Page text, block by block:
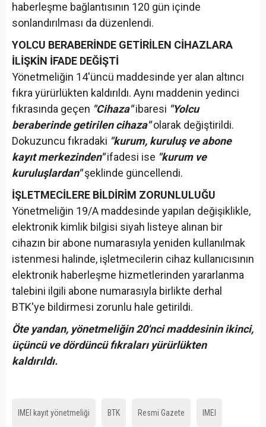
haberleşme bağlantısının 120 gün içinde
sonlandırılması da düzenlendi.
YOLCU BERABERİNDE GETİRİLEN CİHAZLARA
İLİŞKİN İFADE DEĞİŞTİ
Yönetmeliğin 14'üncü maddesinde yer alan altıncı
fıkra yürürlükten kaldırıldı. Aynı maddenin yedinci
fıkrasında geçen "Cihaza"ibaresi "Yolcu
beraberinde getirilen cihaza"olarak değiştirildi.
Dokuzuncu fıkradaki "kurum, kuruluş ve abone
kayıt merkezinden"ifadesi ise "kurum ve
kuruluşlardan"şeklinde güncellendi.
İŞLETMECİLERE BİLDİRİM ZORUNLULUĞU
Yönetmeliğin 19/A maddesinde yapılan değişiklikle,
elektronik kimlik bilgisi siyah listeye alınan bir
cihazın bir abone numarasıyla yeniden kullanılmak
istenmesi halinde, işletmecilerin cihaz kullanıcısının
elektronik haberleşme hizmetlerinden yararlanma
talebini ilgili abone numarasıyla birlikte derhal
BTK'ye bildirmesi zorunlu hale getirildi.
Öte yandan, yönetmeliğin 20'nci maddesinin ikinci,
üçüncü ve dördüncü fıkraları yürürlükten
kaldırıldı.
IMEI kayıt yönetmeliği BTK Resmi Gazete IMEI